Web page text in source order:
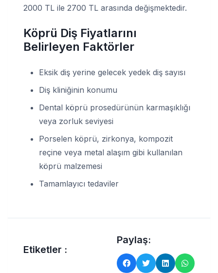
2000 TL ile 2700 TL arasında değişmektedir.
Köprü Diş Fiyatlarını
Belirleyen Faktörler
Eksik diş yerine gelecek yedek diş sayısı
Diş kliniğinin konumu
Dental köprü prosedürünün karmaşıklığı
veya zorluk seviyesi
Porselen köprü, zirkonya, kompozit
reçine veya metal alaşım gibi kullanılan
köprü malzemesi
Tamamlayıcı tedaviler
Etiketler :
Paylaş: